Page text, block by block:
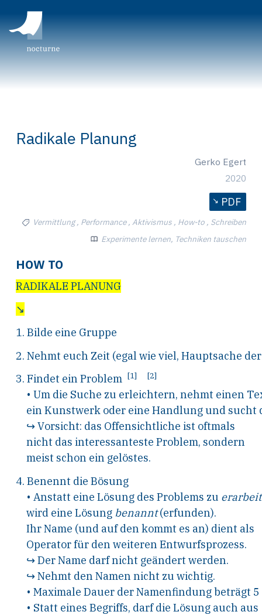
Radikale Planung
Gerko Egert
2020
PDF
Vermittlung , Performance , Aktivismus , How-to , Schreiben
Experimente lernen, Techniken tauschen
HOW TO
RADIKALE PLANUNG
↘
1. Bilde eine Gruppe
2. Nehmt euch Zeit (egal wie viel, Hauptsache der
3. Findet ein Problem [1] [2]
• Um die Suche zu erleichtern, nehmt einen T
ein Kunstwerk oder eine Handlung und sucht
↪Vorsicht: das Offensichtliche ist oftmals
nicht das interessanteste Problem, sondern
meist schon ein gelöstes.
4. Benennt die Bösung
• Anstatt eine Lösung des Problems zu
wird eine Lösung benannt (erfunden).
IhrName (und auf den kommt es an) dient als
Operator für den weiteren Entwurfsprozess.
↪DerName darf nicht geändert werden.
↪Nehmt den Namen nicht zu wichtig.
• Maximale Dauer derNamenfindung beträgt
• Statt eines Begriffs, darf die Lösung auch aus